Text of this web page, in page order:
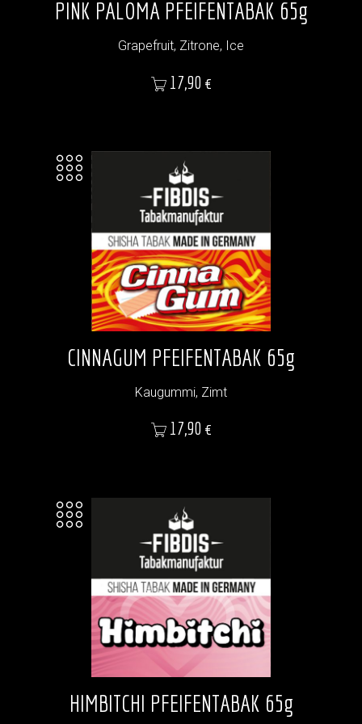
PINK PALOMA PFEIFENTABAK 65g
Grapefruit, Zitrone, Ice
Preis
17,90 €
CINNAGUM PFEIFENTABAK 65g
Kaugummi, Zimt
Preis
17,90 €
HIMBITCHI PFEIFENTABAK 65g